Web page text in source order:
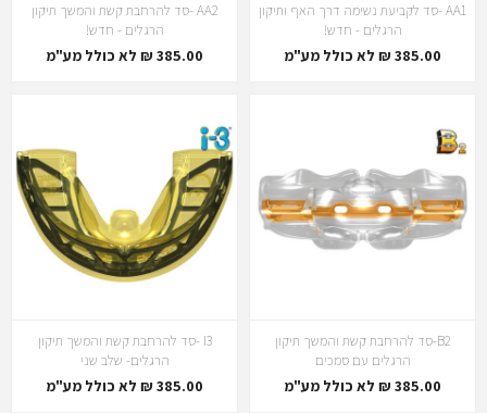
AA1 -סד לקביעת נשימה דרך האף ותיקון
הרגלים - חדש!
385.00 ₪ לא כולל מע"מ
AA2 -סד להרחבת קשת והמשך תיקון
הרגלים - חדש!
385.00 ₪ לא כולל מע"מ
B2-סד להרחבת קשת והמשך תיקון
הרגלים עם סמכים
385.00 ₪ לא כולל מע"מ
I3 -סד להרחבת קשת והמשך תיקון
הרגלים- שלב שני
385.00 ₪ לא כולל מע"מ